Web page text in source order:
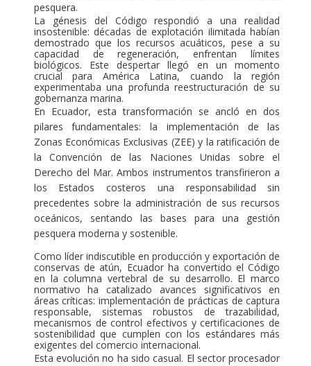
pesquera.
La génesis del Código respondió a una realidad
insostenible: décadas de explotación ilimitada habían
demostrado que los recursos acuáticos, pese a su
capacidad de regeneración, enfrentan límites
biológicos. Este despertar llegó en un momento
crucial para América Latina, cuando la región
experimentaba una profunda reestructuración de su
gobernanza marina.
En Ecuador, esta transformación se ancló en dos
pilares fundamentales: la implementación de las
Zonas Económicas Exclusivas (ZEE) y la ratificación de
la Convención de las Naciones Unidas sobre el
Derecho del Mar. Ambos instrumentos transfirieron a
los Estados costeros una responsabilidad sin
precedentes sobre la administración de sus recursos
oceánicos, sentando las bases para una gestión
pesquera moderna y sostenible.
Como líder indiscutible en producción y exportación de
conservas de atún, Ecuador ha convertido el Código
en la columna vertebral de su desarrollo. El marco
normativo ha catalizado avances significativos en
áreas críticas: implementación de prácticas de captura
responsable, sistemas robustos de trazabilidad,
mecanismos de control efectivos y certificaciones de
sostenibilidad que cumplen con los estándares más
exigentes del comercio internacional.
Esta evolución no ha sido casual. El sector procesador